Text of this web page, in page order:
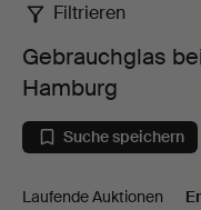
bei
Stockholms
Filtrieren
Gebrauchglas
Hamburg
Suche speichern
Laufende Auktionen